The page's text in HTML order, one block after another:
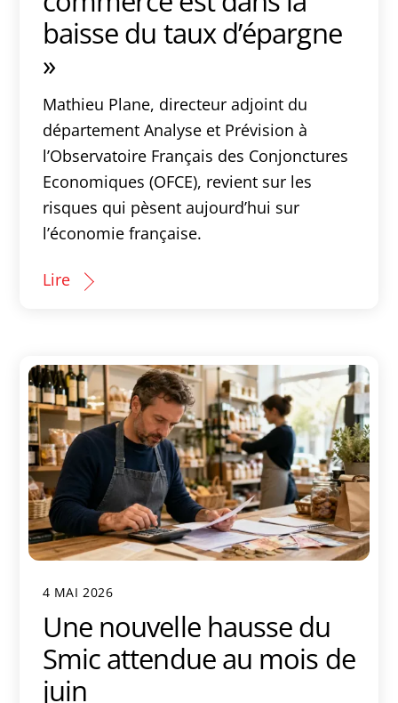
baisse du taux d’épargne
»
Mathieu Plane, directeur adjoint du
département Analyse et Prévision à
l’Observatoire Français des Conjonctures
Economiques (OFCE), revient sur les
risques qui pèsent aujourd’hui sur
l’économie française.
Lire
4 MAI 2026
Une nouvelle hausse du
Smic attendue au mois de
juin